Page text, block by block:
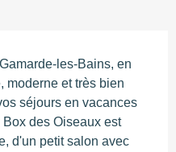
les-Bains, en
moderne et très bien
séjours en vacances
des Oiseaux est
d'un petit salon avec